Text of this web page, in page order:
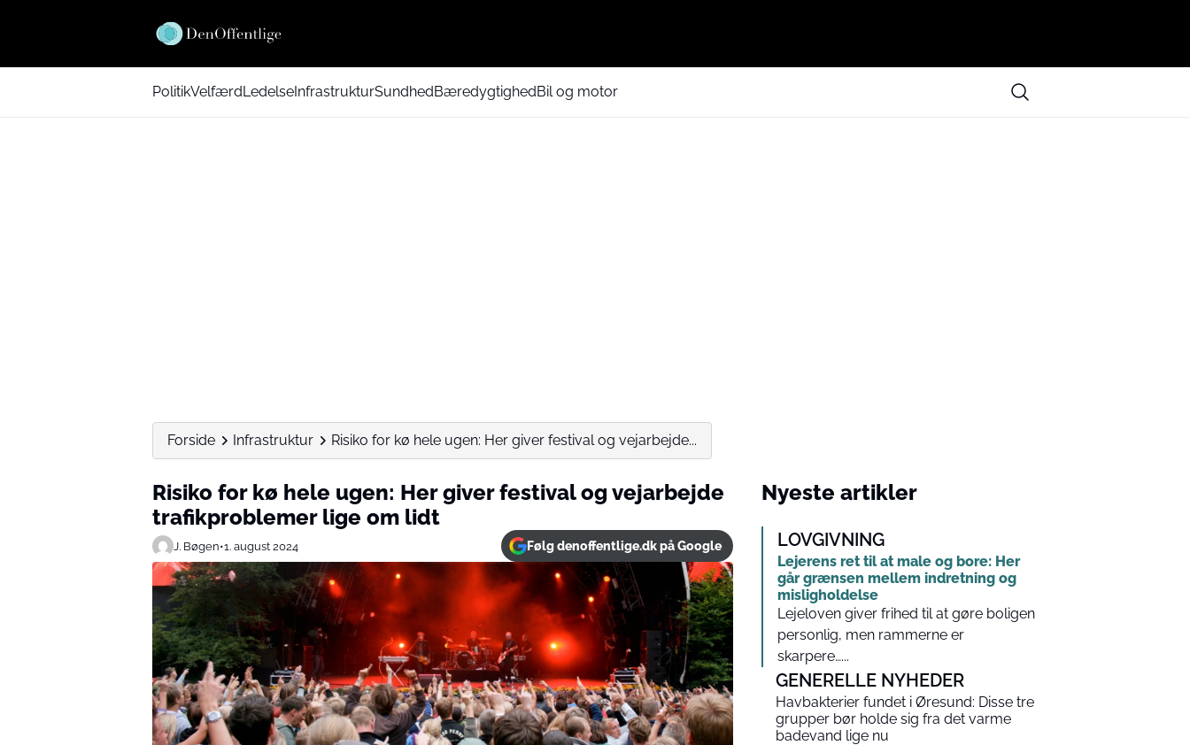
PolitikVelfærdLedelseInfrastrukturSundhedBæredygtighedBil og motor
Forside Infrastruktur Risiko for kø hele ugen: Her giver festival og vejarbejde...
Risiko for kø hele ugen: Her giver festival og vejarbejde
trafikproblemer lige om lidt
J. Bøgen•1. august 2024 Følg denoffentlige.dk på Google
Nyeste artikler
LOVGIVNING
Lejerens ret til at male og bore: Her
går grænsen mellem indretning og
misligholdelse
Lejeloven giver frihed til at gøre boligen
personlig, men rammerne er
skarpere…...
GENERELLE NYHEDER
Havbakterier fundet i Øresund: Disse tre
grupper bør holde sig fra det varme
badevand lige nu